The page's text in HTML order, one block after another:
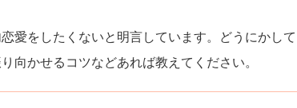
愛をしたくないと明言しています。どうにかし
向かせるコツなどあれば教えてください。